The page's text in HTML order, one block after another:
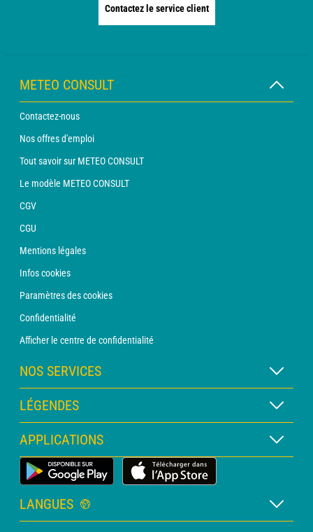
Contactez le service client
METEO CONSULT
Contactez-nous
Nos offres d'emploi
Tout savoir sur METEO CONSULT
Le modèle METEO CONSULT
CGV
CGU
Mentions légales
Infos cookies
Paramètres des cookies
Confidentialité
Afficher le centre de confidentialité
NOS SERVICES
Abonnement METEO Xpert
Abonnement METEO PRO
Consultation avec un prévisionniste
Bulletin PRO
LÉGENDES
Légende des cartes
Légende des pictogrammes
Glossaire
APPLICATIONS
Application Météo Terrestre
LANGUES